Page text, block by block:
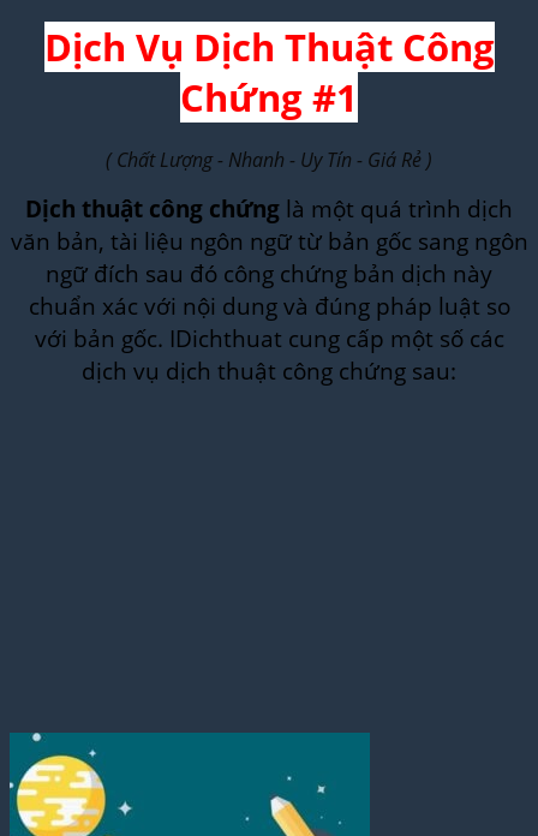
Dịch Vụ Dịch Thuật Công
Chứng #1
( Chất Lượng - Nhanh - Uy Tín - Giá Rẻ )
Dịch thuật công chứng là một quá trình dịch
văn bản, tài liệu ngôn ngữ từ bản gốc sang ngôn
ngữ đích sau đó công chứng bản dịch này
chuẩn xác với nội dung và đúng pháp luật so
với bản gốc. IDichthuat cung cấp một số các
dịch vụ dịch thuật công chứng sau: